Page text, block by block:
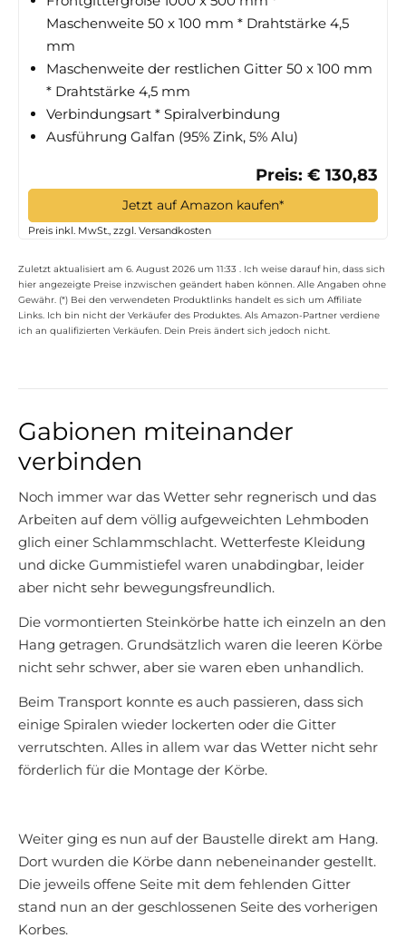
Maschenweite 50 x 100 mm * Drahtstärke 4,5
mm
Maschenweite der restlichen Gitter 50 x 100 mm
* Drahtstärke 4,5 mm
Verbindungsart * Spiralverbindung
Ausführung Galfan (95% Zink, 5% Alu)
Preis: € 130,83
Jetzt auf Amazon kaufen*
Preis inkl. MwSt., zzgl. Versandkosten
Zuletzt aktualisiert am 6. August 2026 um 11:33 . Ich weise darauf hin, dass sich
hier angezeigte Preise inzwischen geändert haben können. Alle Angaben ohne
Gewähr. (*) Bei den verwendeten Produktlinks handelt es sich um Affiliate
Links. Ich bin nicht der Verkäufer des Produktes. Als Amazon-Partner verdiene
ich an qualifizierten Verkäufen. Dein Preis ändert sich jedoch nicht.
Gabionen miteinander
verbinden
Noch immer war das Wetter sehr regnerisch und das
Arbeiten auf dem völlig aufgeweichten Lehmboden
glich einer Schlammschlacht. Wetterfeste Kleidung
und dicke Gummistiefel waren unabdingbar, leider
aber nicht sehr bewegungsfreundlich.
Die vormontierten Steinkörbe hatte ich einzeln an den
Hang getragen. Grundsätzlich waren die leeren Körbe
nicht sehr schwer, aber sie waren eben unhandlich.
Beim Transport konnte es auch passieren, dass sich
einige Spiralen wieder lockerten oder die Gitter
verrutschten. Alles in allem war das Wetter nicht sehr
förderlich für die Montage der Körbe.
Weiter ging es nun auf der Baustelle direkt am Hang.
Dort wurden die Körbe dann nebeneinander gestellt.
Die jeweils offene Seite mit dem fehlenden Gitter
stand nun an der geschlossenen Seite des vorherigen
Korbes.